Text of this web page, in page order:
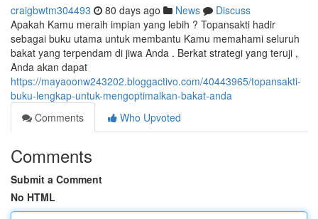
craigbwtm304493 80 days ago News
Discuss
Apakah Kamu meraih impian yang lebih ? Topansakti hadir
sebagai buku utama untuk membantu Kamu memahami seluruh
bakat yang terpendam di jiwa Anda . Berkat strategi yang teruji ,
Anda akan dapat
https://mayaoonw243202.bloggactivo.com/40443965/topansakti-
buku-lengkap-untuk-mengoptimalkan-bakat-anda
Comments
Who Upvoted
Comments
Submit a Comment
No HTML